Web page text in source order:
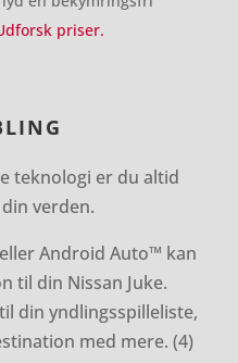
priser.
teknologi er du altid
verden.
Android Auto™ kan
til din Nissan Juke.
din yndlingsspilleliste,
med mere. (4)